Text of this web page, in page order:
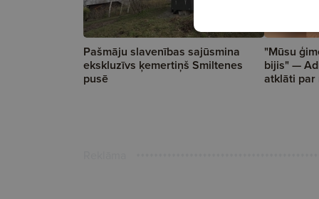
Pašmāju slavenības sajūsmina
ekskluzīvs ķemertiņš Smiltenes
pusē
"Mūsu
bijis" —
atklāti par